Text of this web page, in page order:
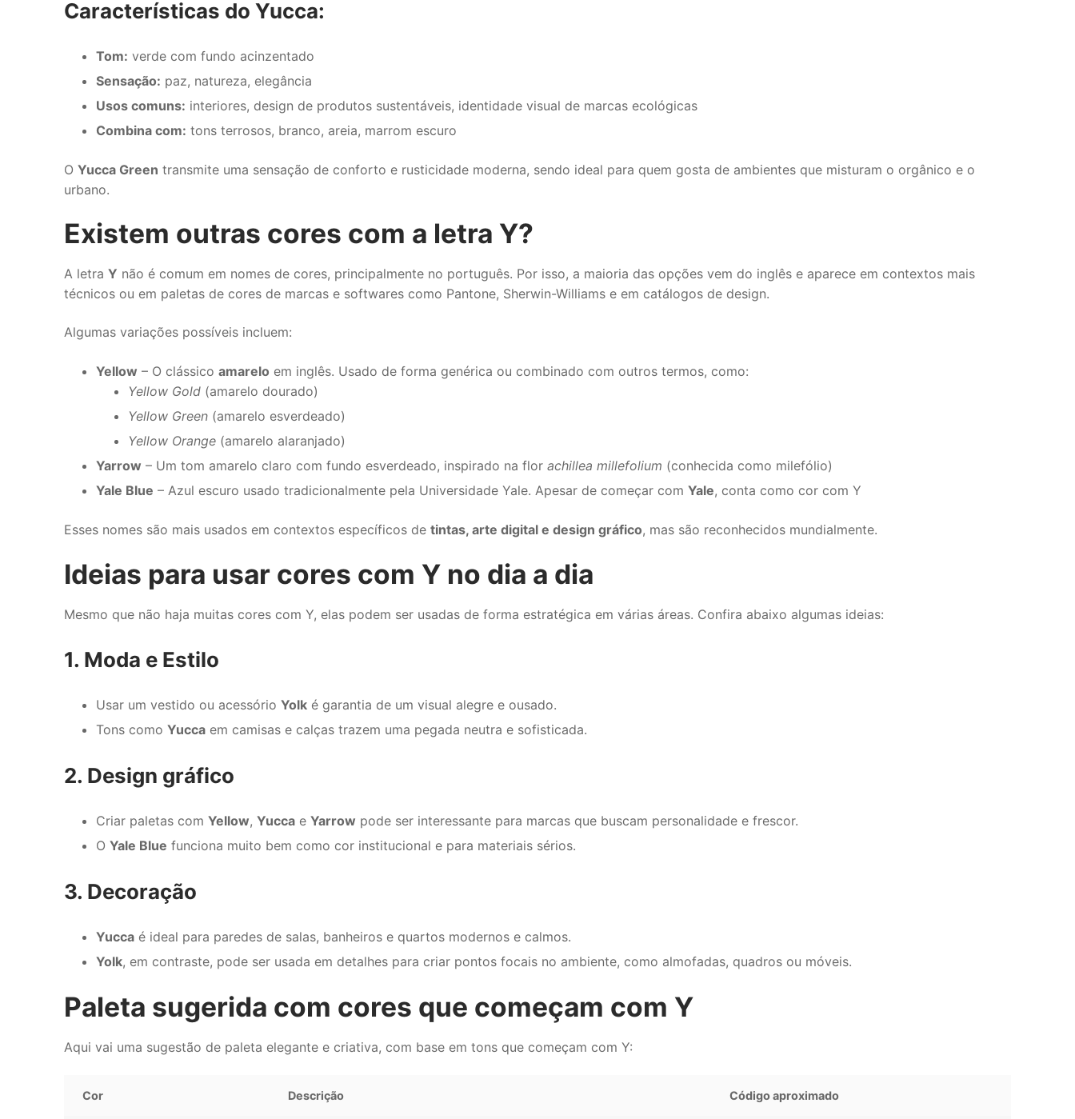
Características do Yucca:
Tom: verde com fundo acinzentado
Sensação: paz, natureza, elegância
Usos comuns: interiores, design de produtos sustentáveis, identidade visual de marcas ecológicas
Combina com: tons terrosos, branco, areia, marrom escuro
O Yucca Green transmite uma sensação de conforto e rusticidade moderna, sendo ideal para quem gosta de ambientes que misturam o orgânico e o
urbano.
Existem outras cores com a letra Y?
A letra Y não é comum em nomes de cores, principalmente no português. Por isso, a maioria das opções vem do inglês e aparece em contextos mais
técnicos ou em paletas de cores de marcas e softwares como Pantone, Sherwin-Williams e em catálogos de design.
Algumas variações possíveis incluem:
Yellow – O clássico amarelo em inglês. Usado de forma genérica ou combinado com outros termos, como:
Yellow Gold (amarelo dourado)
Yellow Green (amarelo esverdeado)
Yellow Orange (amarelo alaranjado)
Yarrow – Um tom amarelo claro com fundo esverdeado, inspirado na flor achillea millefolium (conhecida como milefólio)
Yale Blue – Azul escuro usado tradicionalmente pela Universidade Yale. Apesar de começar com Yale, conta como cor com Y
Esses nomes são mais usados em contextos específicos de tintas, arte digital e design gráfico, mas são reconhecidos mundialmente.
Ideias para usar cores com Y no dia a dia
Mesmo que não haja muitas cores com Y, elas podem ser usadas de forma estratégica em várias áreas. Confira abaixo algumas ideias:
1. Moda e Estilo
Usar um vestido ou acessório Yolk é garantia de um visual alegre e ousado.
Tons como Yucca em camisas e calças trazem uma pegada neutra e sofisticada.
2. Design gráfico
Criar paletas com Yellow, Yucca e Yarrow pode ser interessante para marcas que buscam personalidade e frescor.
O Yale Blue funciona muito bem como cor institucional e para materiais sérios.
3. Decoração
Yucca é ideal para paredes de salas, banheiros e quartos modernos e calmos.
Yolk, em contraste, pode ser usada em detalhes para criar pontos focais no ambiente, como almofadas, quadros ou móveis.
Paleta sugerida com cores que começam com Y
Aqui vai uma sugestão de paleta elegante e criativa, com base em tons que começam com Y:
Cor Descrição Código aproximado